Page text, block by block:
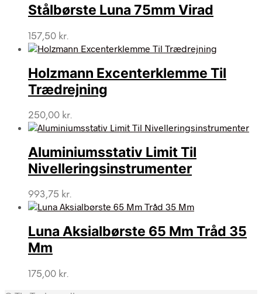
Stålbørste Luna 75mm Virad
157,50 kr.
Holzmann Excenterklemme Til
Trædrejning
250,00 kr.
Aluminiumsstativ Limit Til
Nivelleringsinstrumenter
993,75 kr.
Luna Aksialbørste 65 Mm Tråd 35
Mm
175,00 kr.